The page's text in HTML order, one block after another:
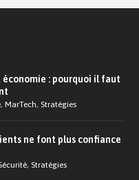
: pourquoi il faut
,MarTech, Stratégies
ne font plus confiance
, Stratégies